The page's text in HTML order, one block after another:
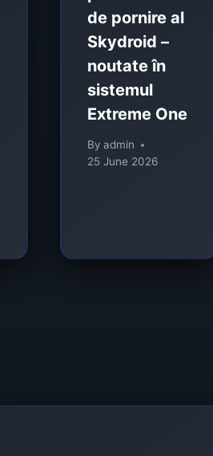
de pornire al
Skydroid –
noutate în
sistemul
Extreme One
By admin
25 June 2026